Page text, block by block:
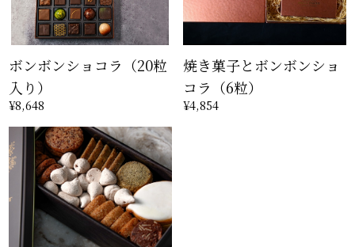
ボンボンショコラ（20粒
入り）
¥8,648
焼き菓子とボンボンショ
コラ（6粒）
¥4,854